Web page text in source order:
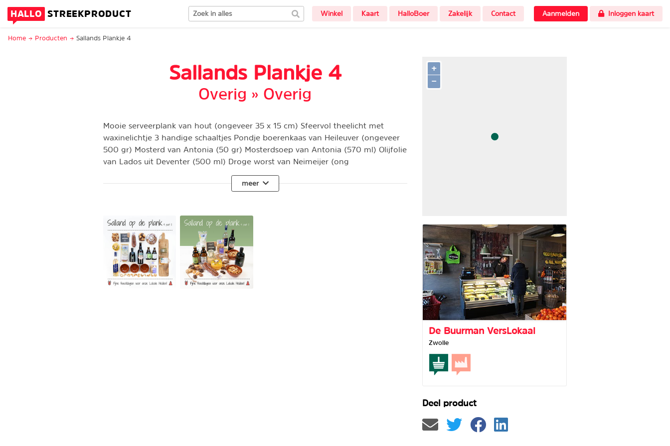
HALLO STREEKPRODUCT Winkel Kaart HalloBoer Zakelijk Contact Aanmelden Inloggen kaart
Home Producten Sallands Plankje 4
Sallands Plankje 4
Overig » Overig
Mooie serveerplank van hout (ongeveer 35 x 15 cm) Sfeervol theelicht met
waxinelichtje 3 handige schaaltjes Pondje boerenkaas van Heileuver (ongeveer
500 gr) Mosterd van Antonia (50 gr) Mosterdsoep van Antonia (570 ml) Olijfolie
van Lados uit Deventer (500 ml) Droge worst van Neimeijer (ong
meer
+
−
De Buurman VersLokaal
Zwolle
Deel product